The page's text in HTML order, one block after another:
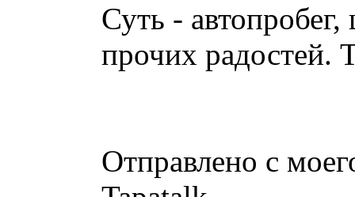
Суть -
прочих радостей.
Отправлено с